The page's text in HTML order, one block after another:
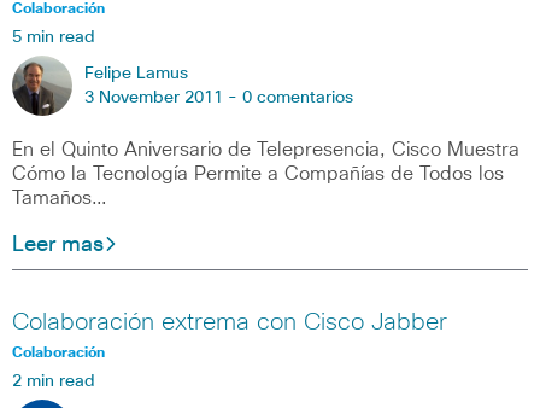
Colaboración
5 min read
Felipe Lamus
3 November 2011 - 0 comentarios
En el Quinto Aniversario de Telepresencia, Cisco Muestra
Cómo la Tecnología Permite a Compañías de Todos los
Tamaños…
Leer mas
Colaboración extrema con Cisco Jabber
Colaboración
2 min read